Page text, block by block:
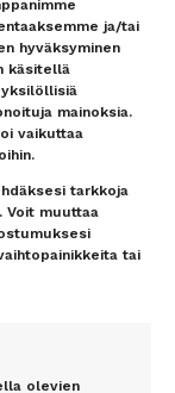
ja/tai
hyväksyminen
käsitellä
mainoksia.
vaikuttaa
tarkkoja
Voit muuttaa
tai
olevien
–
nopeasti
/ Contact details